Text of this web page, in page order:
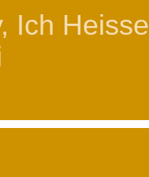
Ich Heisse